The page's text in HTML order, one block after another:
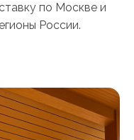
по Москве и
России.